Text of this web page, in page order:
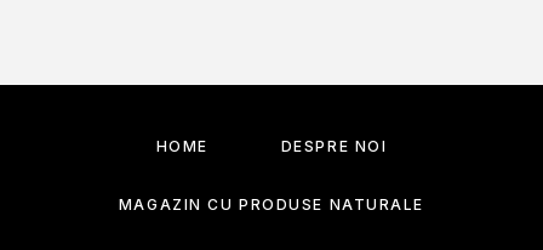
HOME DESPRE NOI
MAGAZIN CU PRODUSE NATURALE